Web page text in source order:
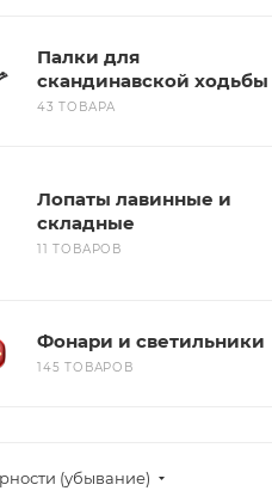
Палки для
скандинавской ходьбы
43 ТОВАРА
Лопаты лавинные и
складные
11 ТОВАРОВ
Фонари и светильники
145 ТОВАРОВ
(убывание)